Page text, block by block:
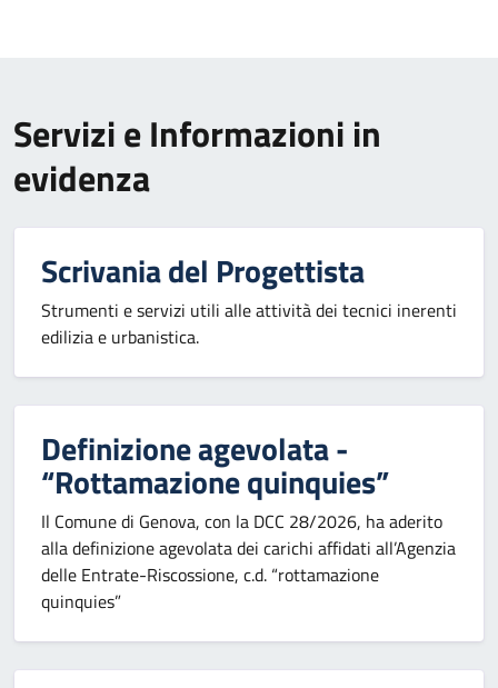
Servizi e Informazioni in
evidenza
Scrivania del Progettista
Strumenti e servizi utili alle attività dei tecnici inerenti
edilizia e urbanistica.
Definizione agevolata -
“Rottamazione quinquies”
Il Comune di Genova, con la DCC 28/2026, ha aderito
alla definizione agevolata dei carichi affidati all’Agenzia
delle Entrate-Riscossione, c.d. “rottamazione
quinquies”